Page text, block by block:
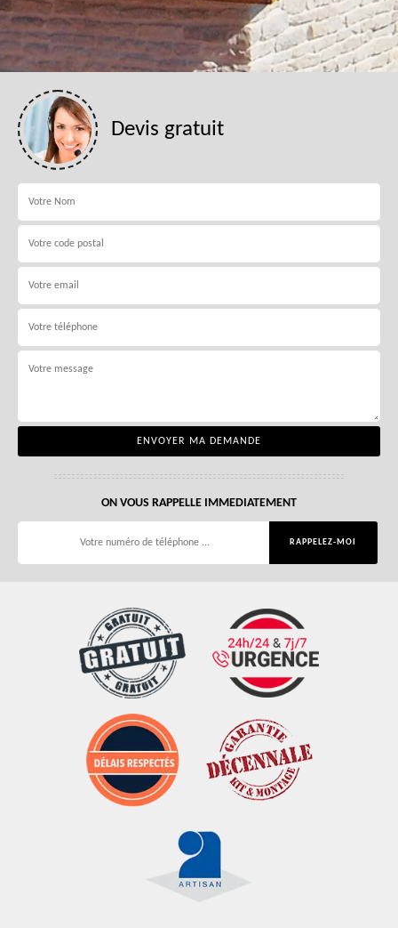
Devis gratuit
ON VOUS RAPPELLE IMMEDIATEMENT